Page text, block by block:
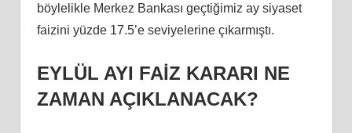
böylelikle Merkez Bankası geçtiğimiz ay siyaset
faizini yüzde 17.5’e seviyelerine çıkarmıştı.
EYLÜL AYI FAİZ KARARI NE
ZAMAN AÇIKLANACAK?